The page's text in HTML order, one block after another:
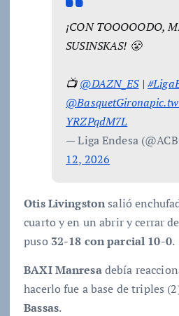
¡CON TOOOOODO,
SUSINSKAS! 😤
📺@DAZN_ES|
@BasquetGirona
YRZPqdM7L
— Liga Endesa
12, 2026
Otis Livingstonsalió
cuarto y en un abrir y cerrar
puso 32-18 con parcial 10-0.
BAXI Manresadebía
hacerlo fue a base de triples
Bassas.